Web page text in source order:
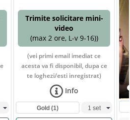
Trimite solicitare mini-
video
(max 2 ore, L-v 9-16))
(vei primi email imediat ce
acesta va fi disponibil, dupa ce
te loghezi/esti inregistrat)
Info
Gold(1)